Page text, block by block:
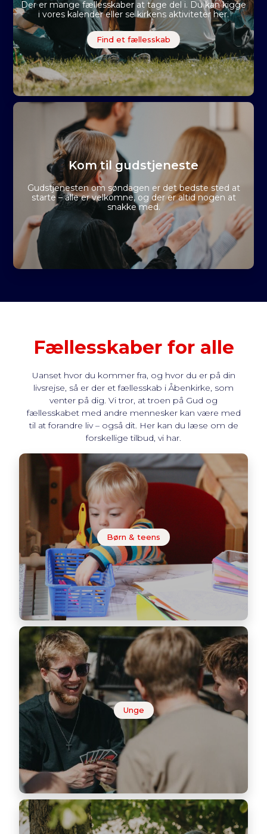
Der er mange fællesskaber at tage del i. Du kan kigge
i vores kalender eller se kirkens aktiviteter her.
Find et fællesskab
Kom til gudstjeneste
Gudstjenesten om søndagen er det bedste sted at
starte – alle er velkomne, og der er altid nogen at
snakke med.
Fællesskaber for alle
Uanset hvor du kommer fra, og hvor du er på din
livsrejse, så er der et fællesskab i Åbenkirke, som
venter på dig. Vi tror, at troen på Gud og
fællesskabet med andre mennesker kan være med
til at forandre liv – også dit. Her kan du læse om de
forskellige tilbud, vi har.
Børn & teens
Unge